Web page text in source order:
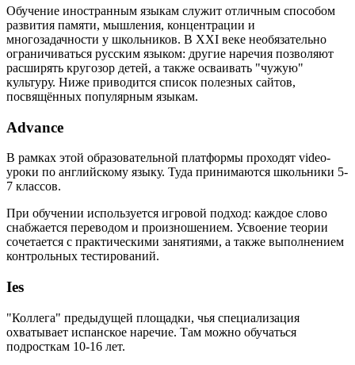
Обучение иностранным языкам служит отличным способом
развития памяти, мышления, концентрации и
многозадачности у школьников. В XXI веке необязательно
ограничиваться русским языком: другие наречия позволяют
расширять кругозор детей, а также осваивать "чужую"
культуру. Ниже приводится список полезных сайтов,
посвящённых популярным языкам.
Advance
В рамках этой образовательной платформы проходят video-
уроки по английскому языку. Туда принимаются школьники 5-
7 классов.
При обучении используется игровой подход: каждое слово
снабжается переводом и произношением. Усвоение теории
сочетается с практическими занятиями, а также выполнением
контрольных тестирований.
Ies
"Коллега" предыдущей площадки, чья специализация
охватывает испанское наречие. Там можно обучаться
подросткам 10-16 лет.